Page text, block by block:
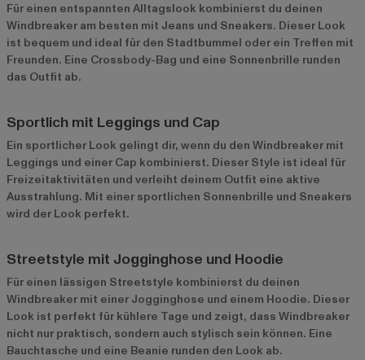
Für einen entspannten Alltagslook kombinierst du deinen
Windbreaker am besten mit Jeans und Sneakers. Dieser Look
ist bequem und ideal für den Stadtbummel oder ein Treffen mit
Freunden. Eine Crossbody-Bag und eine Sonnenbrille runden
das Outfit ab.
Sportlich mit Leggings und Cap
Ein sportlicher Look gelingt dir, wenn du den Windbreaker mit
Leggings und einer Cap kombinierst. Dieser Style ist ideal für
Freizeitaktivitäten und verleiht deinem Outfit eine aktive
Ausstrahlung. Mit einer sportlichen Sonnenbrille und Sneakers
wird der Look perfekt.
Streetstyle mit Jogginghose und Hoodie
Für einen lässigen Streetstyle kombinierst du deinen
Windbreaker mit einer Jogginghose und einem Hoodie. Dieser
Look ist perfekt für kühlere Tage und zeigt, dass Windbreaker
nicht nur praktisch, sondern auch stylisch sein können. Eine
Bauchtasche und eine Beanie runden den Look ab.